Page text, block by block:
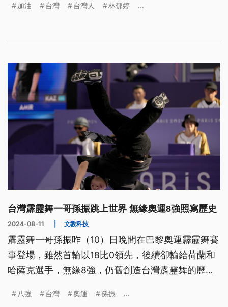
加油 台灣 台灣人 林郁婷 ...
台灣霹靂舞一哥孫振跳上世界 無緣奧運8強照寫歷史
2024-08-11 文教科技
霹靂舞一哥孫振昨（10）日晚間在巴黎奧運霹靂舞賽
事登場，雖然首輪以18比0領先，後續卻輸給荷蘭和
哈薩克選手，無緣8強，仍舊創造台灣霹靂舞的歷史
以23比4戰勝法國選手西維爾，分別拿下奧運霹靂舞
八強 台灣 奧運 孫振 ...